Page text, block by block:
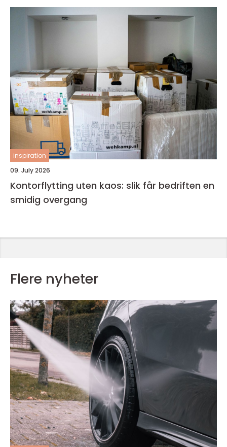
inspiration
09. July 2026
Kontorflytting uten kaos: slik får bedriften en
smidig overgang
Flere nyheter